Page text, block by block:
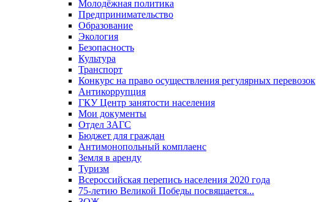
Молодёжная политика
Предпринимательство
Образование
Экология
Безопасность
Культура
Транспорт
Конкурс на право осуществления регулярных перевозок
Антикоррупция
ГКУ Центр занятости населения
Мои документы
Отдел ЗАГС
Бюджет для граждан
Антимонопольный комплаенс
Земля в аренду
Туризм
Всероссийская перепись населения 2020 года
75-летию Великой Победы посвящается...